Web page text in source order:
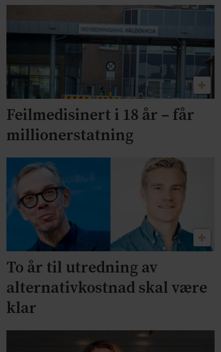
Feilmedisinert i 18 år – får
millionerstatning
To år til utredning av
alternativkostnad skal være
klar